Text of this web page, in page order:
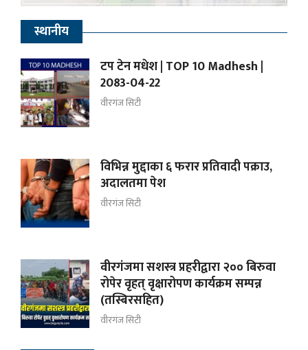
स्थानीय
टप टेन मधेश | TOP 10 Madhesh |
2083-04-22
वीरगंज सिटी
विभिन्न मुद्दाका ६ फरार प्रतिवादी पक्राउ,
अदालतमा पेश
वीरगंज सिटी
वीरगंजमा सशस्त्र प्रहरीद्वारा २०० बिरुवा
रोपेर वृहत् वृक्षारोपण कार्यक्रम सम्पन्न
(तस्बिरसहित)
वीरगंज सिटी